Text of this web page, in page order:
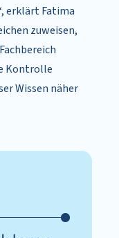
erklärt Fatima
zuweisen,
Kontrolle
Wissen näher